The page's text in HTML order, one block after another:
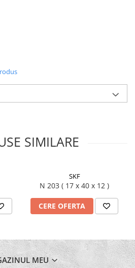
SIMILARE
SKF
N 203 ( 17 x 40 x 12 )
CERE OFERTA
MEU